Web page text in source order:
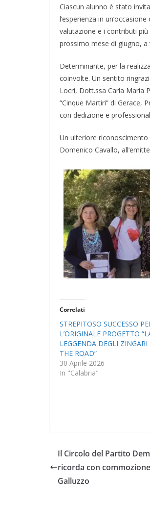
Ciascun alunno è stato
l’esperienza in
valutazione e i contributi
prossimo mese di giugno, a
Determinante, per la
coinvolte. Un sentito
Locri, Dott.ssa Carla Maria
“Cinque Martiri” di Gerace,
con dedizione e
Un ulteriore riconoscimento
Domenico Cavallo,
Correlati
STREPITOSO SUCCESSO
L’ORIGINALE PROGETTO
LEGGENDA DEGLI ZINGARI
THE ROAD”
30 Aprile 2026
In "Calabria"
Il Circolo del Partito
ricorda con
Galluzzo